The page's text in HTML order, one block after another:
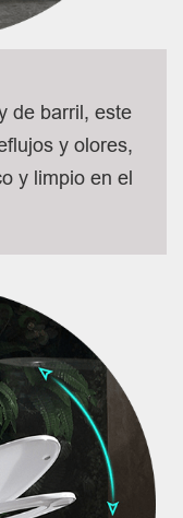
de barril, este
y olores,
y limpio en el